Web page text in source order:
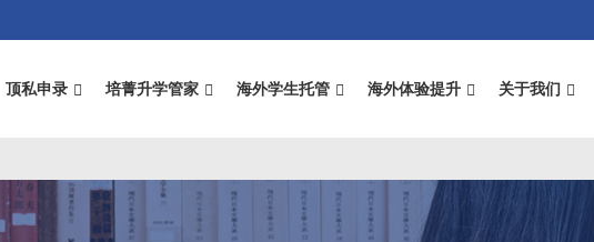
顶私申录 培菁升学管家 海外学生托管 海外体验提升 关于我们